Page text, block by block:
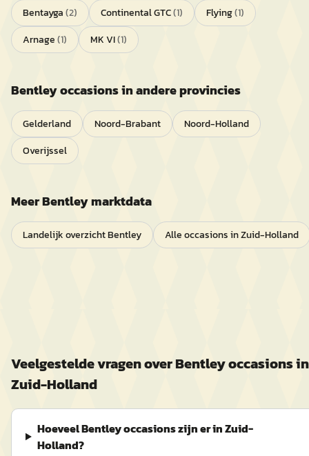
Bentayga(2) Continental GTC(1) Flying(1)
Arnage(1) MK VI(1)
Bentleyoccasions in andere provincies
Gelderland Noord-Brabant
Noord-Holland
Overijssel
MeerBentleymarktdata
Landelijk overzichtBentley Alle occasions inZuid-Holland
Veelgestelde vragen overBentleyoccasions in
Zuid-Holland
Hoeveel Bentley occasions zijn er in Zuid-
Holland?